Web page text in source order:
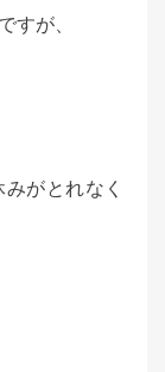
すが、
がとれなく